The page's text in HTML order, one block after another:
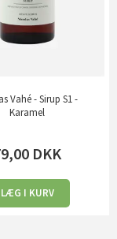
Vahé - Sirup S1 -
Karamel
DKK
LÆG I KURV